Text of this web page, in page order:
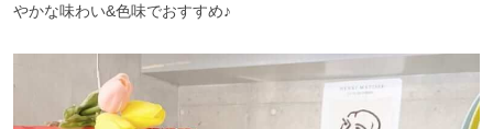
やかな味わい&色味でおすすめ♪